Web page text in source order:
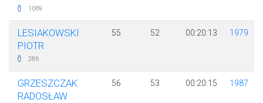
1069
LESIAKOWSKI
PIOTR
286
55 52 00:20:13 1979
GRZESZCZAK
RADOSŁAW
56 53 00:20:15 1987